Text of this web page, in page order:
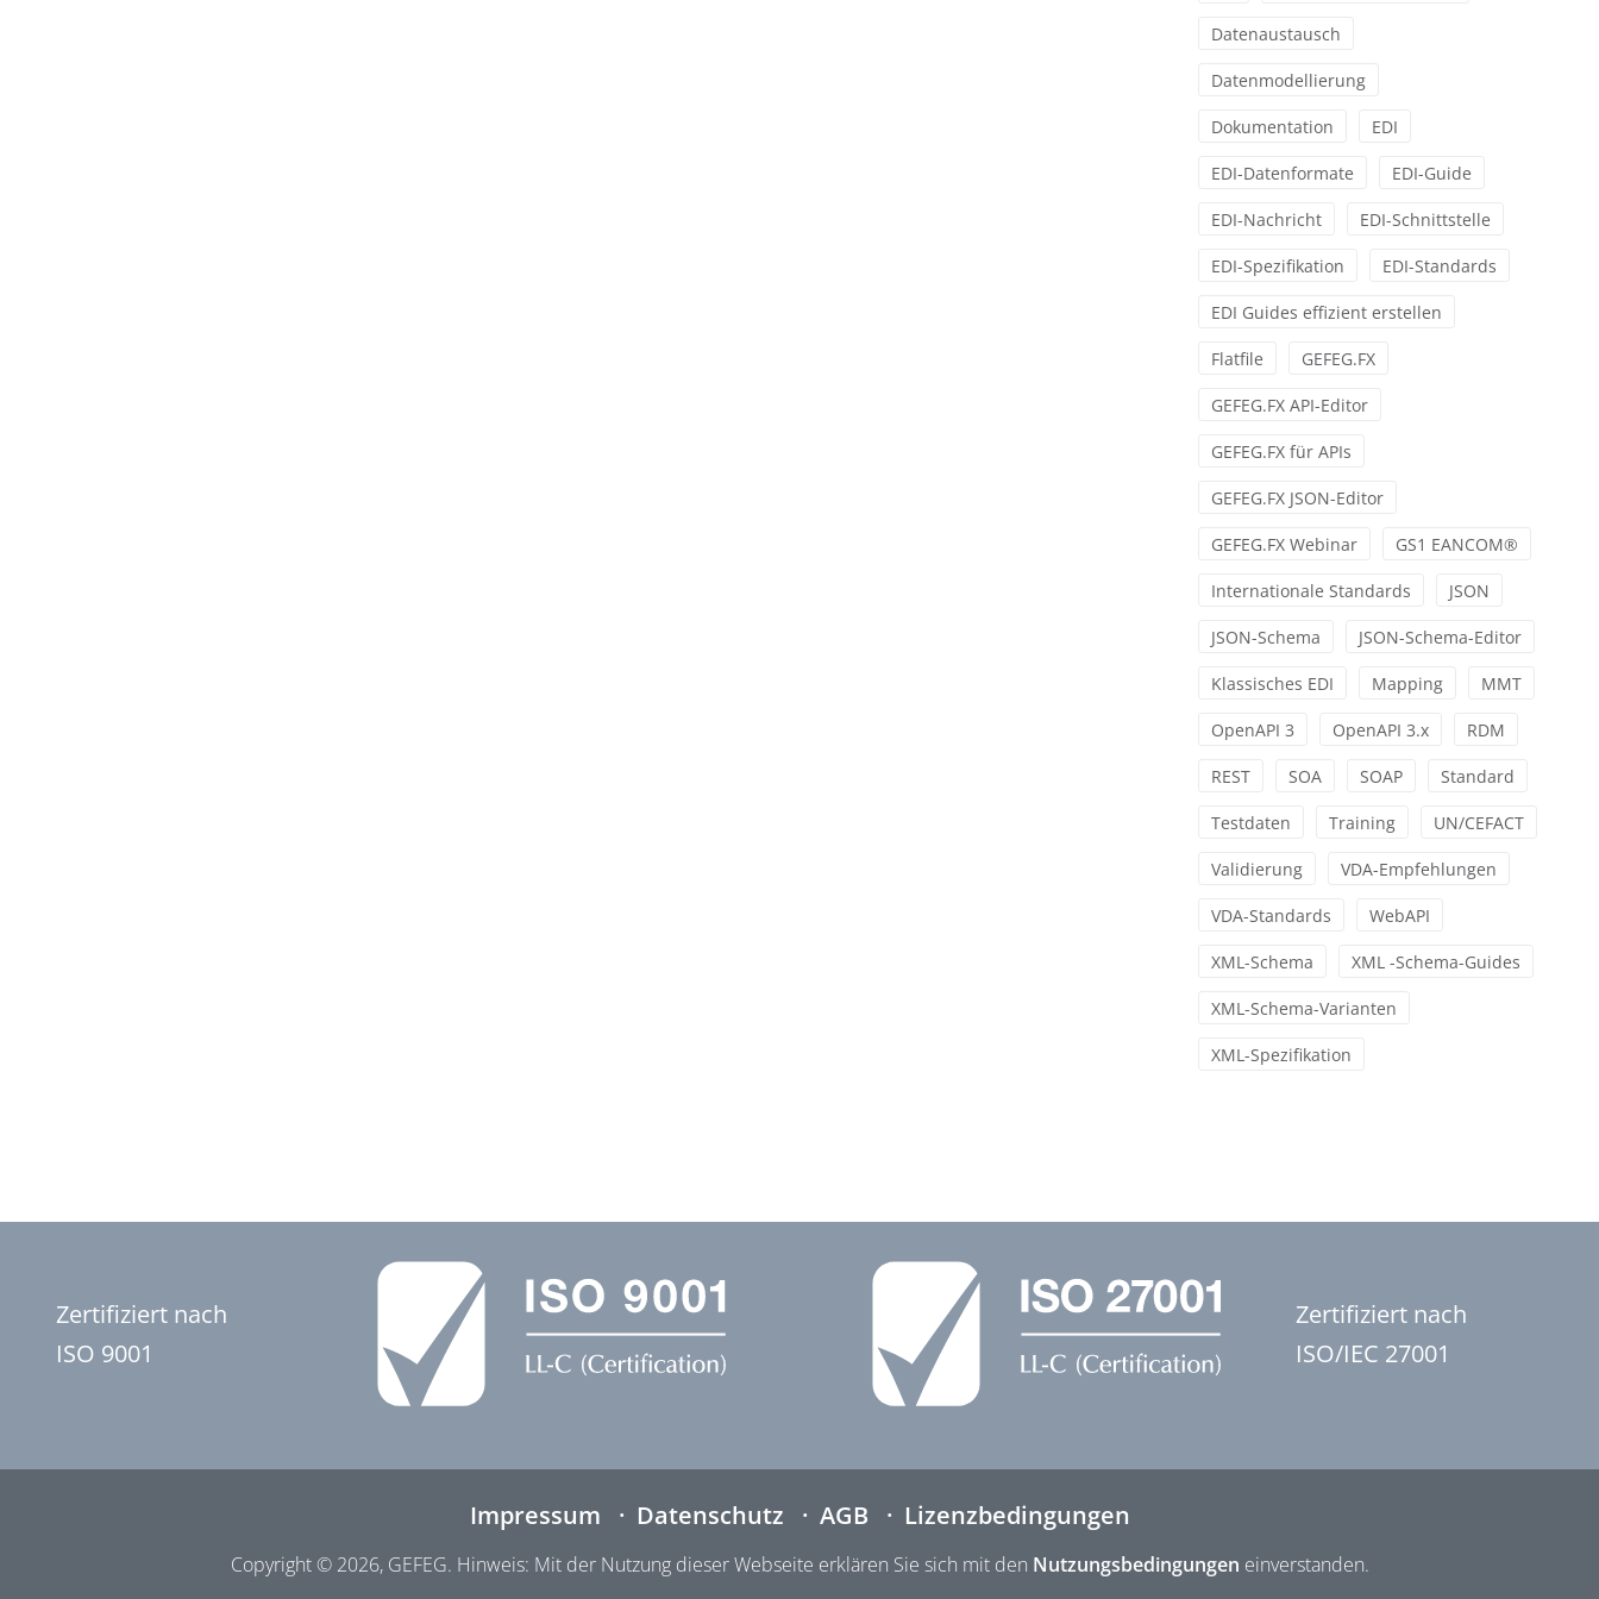
Datenaustausch
Datenmodellierung
Dokumentation EDI
EDI-Datenformate EDI-Guide
EDI-Nachricht EDI-Schnittstelle
EDI-Spezifikation EDI-Standards
EDI Guides effizient erstellen
Flatfile GEFEG.FX
GEFEG.FX API-Editor
GEFEG.FX für APIs
GEFEG.FX JSON-Editor
GEFEG.FX Webinar GS1 EANCOM®
Internationale Standards JSON
JSON-Schema JSON-Schema-Editor
Klassisches EDI Mapping MMT
OpenAPI 3 OpenAPI 3.x RDM
REST SOA SOAP Standard
Testdaten Training UN/CEFACT
Validierung VDA-Empfehlungen
VDA-Standards WebAPI
XML-Schema XML -Schema-Guides
XML-Schema-Varianten
XML-Spezifikation
Zertifiziert nach
ISO 9001
Zertifiziert nach
ISO/IEC 27001
Impressum Datenschutz AGB Lizenzbedingungen
Copyright © 2026, GEFEG. Hinweis: Mit der Nutzung dieser Webseite erklären Sie sich mit den Nutzungsbedingungen einverstanden.